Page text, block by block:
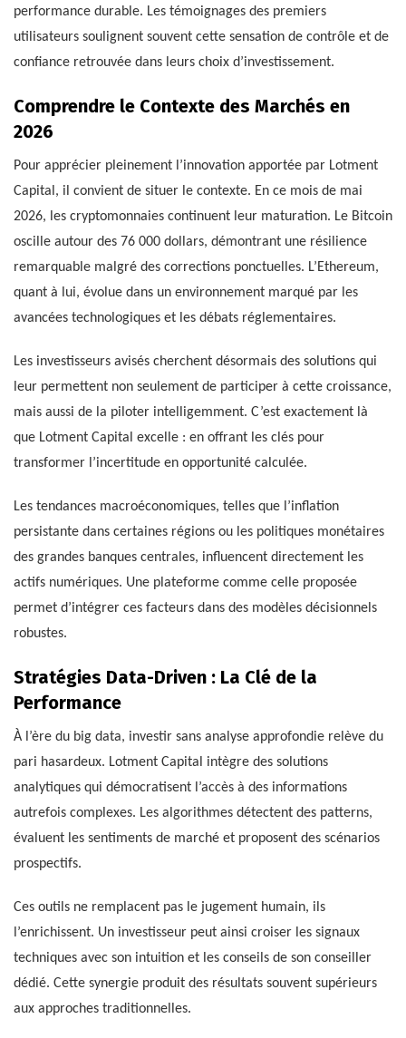
performance durable. Les témoignages des premiers
utilisateurs soulignent souvent cette sensation de contrôle et de
confiance retrouvée dans leurs choix d’investissement.
Comprendre le Contexte des Marchés en
2026
Pour apprécier pleinement l’innovation apportée par Lotment
Capital, il convient de situer le contexte. En ce mois de mai
2026, les cryptomonnaies continuent leur maturation. Le Bitcoin
oscille autour des 76 000 dollars, démontrant une résilience
remarquable malgré des corrections ponctuelles. L’Ethereum,
quant à lui, évolue dans un environnement marqué par les
avancées technologiques et les débats réglementaires.
Les investisseurs avisés cherchent désormais des solutions qui
leur permettent non seulement de participer à cette croissance,
mais aussi de la piloter intelligemment. C’est exactement là
que Lotment Capital excelle : en offrant les clés pour
transformer l’incertitude en opportunité calculée.
Les tendances macroéconomiques, telles que l’inflation
persistante dans certaines régions ou les politiques monétaires
des grandes banques centrales, influencent directement les
actifs numériques. Une plateforme comme celle proposée
permet d’intégrer ces facteurs dans des modèles décisionnels
robustes.
Stratégies Data-Driven : La Clé de la
Performance
À l’ère du big data, investir sans analyse approfondie relève du
pari hasardeux. Lotment Capital intègre des solutions
analytiques qui démocratisent l’accès à des informations
autrefois complexes. Les algorithmes détectent des patterns,
évaluent les sentiments de marché et proposent des scénarios
prospectifs.
Ces outils ne remplacent pas le jugement humain, ils
l’enrichissent. Un investisseur peut ainsi croiser les signaux
techniques avec son intuition et les conseils de son conseiller
dédié. Cette synergie produit des résultats souvent supérieurs
aux approches traditionnelles.